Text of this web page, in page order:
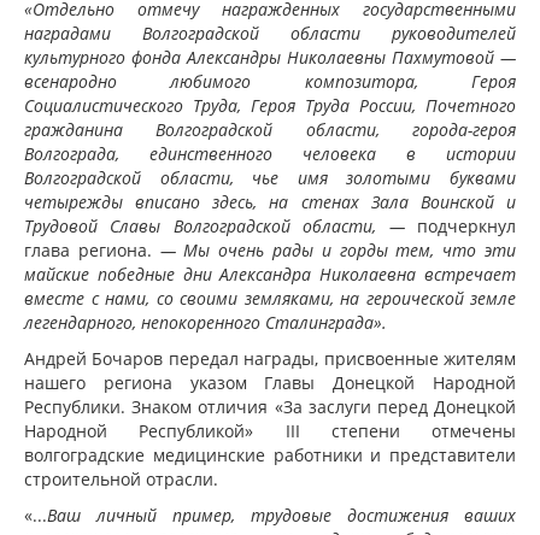
«Отдельно отмечу награжденных государственными
наградами Волгоградской области руководителей
культурного фонда Александры Николаевны Пахмутовой —
всенародно любимого композитора, Героя
Социалистического Труда, Героя Труда России, Почетного
гражданина Волгоградской области, города-героя
Волгограда, единственного человека в истории
Волгоградской области, чье имя золотыми буквами
четырежды вписано здесь, на стенах Зала Воинской и
Трудовой Славы Волгоградской области, —подчеркнул
глава региона. — Мы очень рады и горды тем, что эти
майские победные дни Александра Николаевна встречает
вместе с нами, со своими земляками, на героической земле
легендарного, непокоренного Сталинграда».
Андрей Бочаров передал награды, присвоенные жителям
нашего региона указом Главы Донецкой Народной
Республики. Знаком отличия «За заслуги перед Донецкой
Народной Республикой» III степени отмечены
волгоградские медицинские работники и представители
строительной отрасли.
«...Ваш личный пример, трудовые достижения ваших